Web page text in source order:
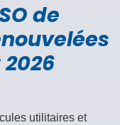
de
utilitaires et